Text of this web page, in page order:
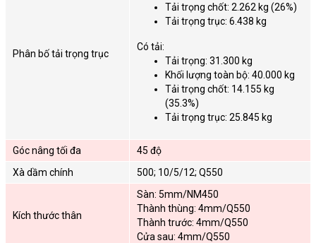
Phân bố tải trọng trục
Tải trọng chốt: 2.262 kg (26%)
Tải trọng trục: 6.438 kg
Có tải:
Tải trọng: 31.300 kg
Khối lượng toàn bộ: 40.000 kg
Tải trọng chốt: 14.155 kg
(35.3%)
Tải trọng trục: 25.845 kg
Góc nâng tối đa
45 độ
Xà dầm chính
500; 10/5/12; Q550
Kích thước thân
Sàn: 5mm/NM450
Thành thùng: 4mm/Q550
Thành trước: 4mm/Q550
Cửa sau: 4mm/Q550